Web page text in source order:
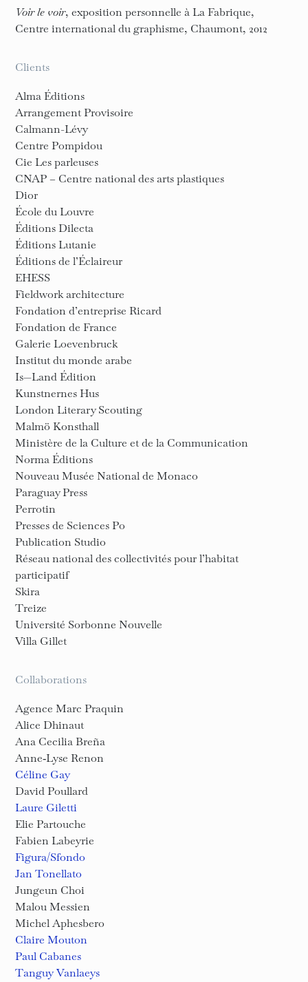
Voir le voir, exposition personnelle à La Fabrique,
Centre international du graphisme, Chaumont, 2012
Clients
Alma Éditions
Arrangement Provisoire
Calmann-Lévy
Centre Pompidou
Cie Les parleuses
CNAP – Centre national des arts plastiques
Dior
École du Louvre
Éditions Dilecta
Éditions Lutanie
Éditions de l’Éclaireur
EHESS
Fieldwork architecture
Fondation d’entreprise Ricard
Fondation de France
Galerie Loevenbruck
Institut du monde arabe
Is—Land Édition
Kunstnernes Hus
London Literary Scouting
Malmö Konsthall
Ministère de la Culture et de la Communication
Norma Éditions
Nouveau Musée National de Monaco
Paraguay Press
Perrotin
Presses de Sciences Po
Publication Studio
Réseau national des collectivités pour l’habitat
participatif
Skira
Treize
Université Sorbonne Nouvelle
Villa Gillet
Collaborations
Agence Marc Praquin
Alice Dhinaut
Ana Cecilia Breña
Anne‑Lyse Renon
Céline Gay
David Poullard
Laure Giletti
Elie Partouche
Fabien Labeyrie
Figura/Sfondo
Jan Tonellato
Jungeun Choi
Malou Messien
Michel Aphesbero
Claire Mouton
Paul Cabanes
Tanguy Vanlaeys